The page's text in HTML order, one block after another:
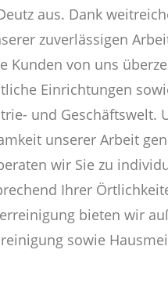
aus. Dank
zuverlässigen
Kunden von uns
Einrichtungen
und Geschäftswelt.
unserer Arbeit
wir Sie zu
Ihrer
bieten wir
sowie